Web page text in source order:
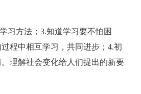
习方法；3.知道学习要不怕困
程中相互学习，共同进步；4.初
理解社会变化给人们提出的新要